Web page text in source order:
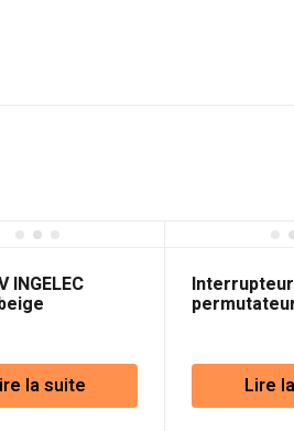
INGELEC
la suite
Interrupteur
Lire